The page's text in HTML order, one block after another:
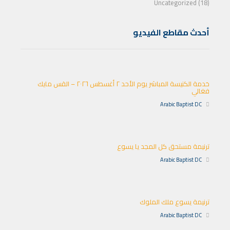
Uncategorized (18)
أحدث مقاطع الفيديو
خدمة الكنيسة المباشر يوم الأحد ٢ أغسطس ٢٠٢٦ – القس مايك
فغالي
Arabic Baptist DC
ترنيمة مستحق كل المجد يا يسوع
Arabic Baptist DC
ترنيمة يسوع ملك الملوك
Arabic Baptist DC